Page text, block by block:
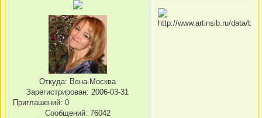
Откуда: Вена-Москва
Зарегистрирован: 2006-03-31
Приглашений: 0
Сообщений: 76042